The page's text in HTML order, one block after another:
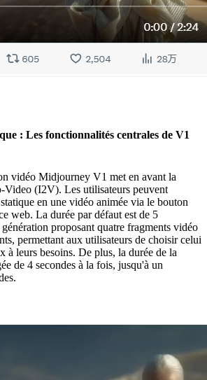
: Les fonctionnalités centrales de V1
vidéo Midjourney V1 met en avant la
Video (I2V). Les utilisateurs peuvent
en une vidéo animée via le bouton
web. La durée par défaut est de 5
proposant quatre fragments vidéo
permettant aux utilisateurs de choisir celui
à leurs besoins. De plus, la durée de la
de 4 secondes à la fois, jusqu'à un